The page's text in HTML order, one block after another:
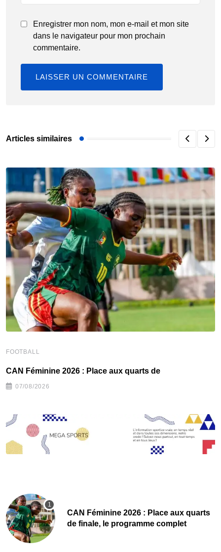
Enregistrer mon nom, mon e-mail et mon site
dans le navigateur pour mon prochain
commentaire.
Articles similaires
FOOTBALL
CAN Féminine 2026 : Place aux quarts de
07/08/2026
CAN Féminine 2026 : Place aux quarts
de finale, le programme complet